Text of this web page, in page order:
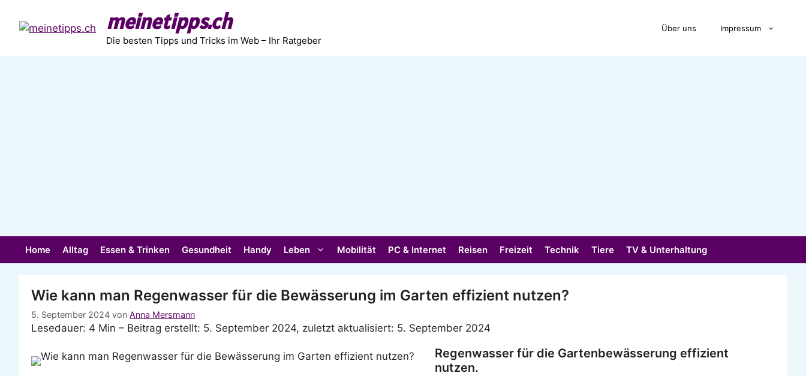
Inhalt
springen
meinetipps.ch
Die besten Tipps und Tricks im Web – Ihr Ratgeber
Über uns Impressum
Home Alltag Essen & Trinken Gesundheit Handy Leben Mobilität PC & Internet Reisen Freizeit Technik Tiere TV & Unterhaltung
Wie kann man Regenwasser für die Bewässerung im Garten effizient nutzen?
5. September 2024 von Anna Mersmann
Lesedauer: 4 Min – Beitrag erstellt: 5. September 2024, zuletzt aktualisiert: 5. September 2024
Regenwasser für die Gartenbewässerung effizient
nutzen.